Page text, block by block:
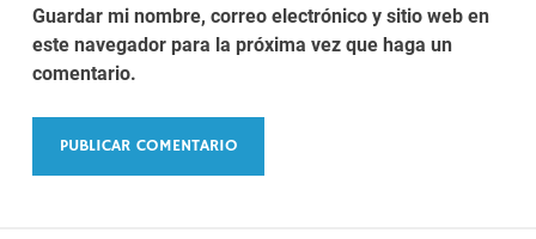
Guardar mi nombre, correo electrónico y sitio web en
este navegador para la próxima vez que haga un
comentario.